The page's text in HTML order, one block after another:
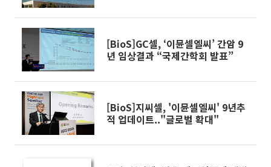
[BioS]GC셀, ‘이뮨셀엘씨’ 간암 9
년 임상결과 “국제간학회 발표”
[BioS]지씨셀, '이뮨셀엘씨' 9년추
적 업데이트.."글로벌 확대"